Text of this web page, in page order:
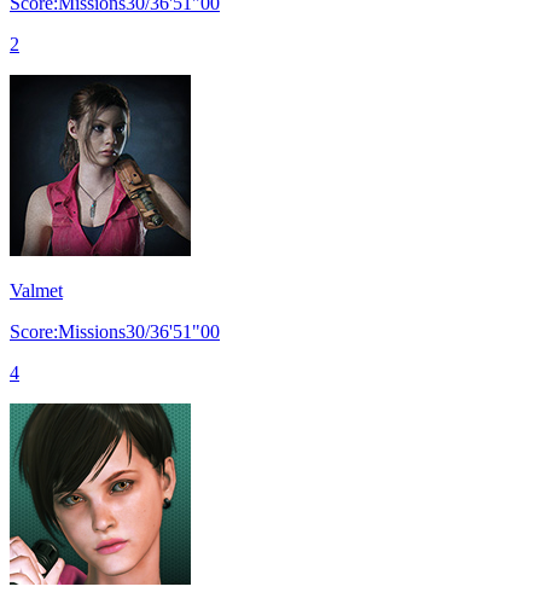
2
Valmet
Score:Missions30/36'51"00
4